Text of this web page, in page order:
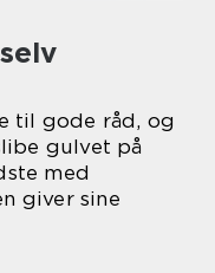
til gode råd, og
gulvet på
med
giver sine